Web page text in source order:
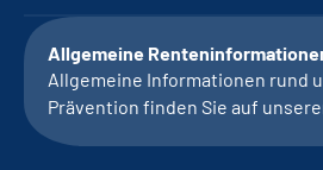
Allgemeine
Allgemeine Informationen rund
Prävention finden Sie auf